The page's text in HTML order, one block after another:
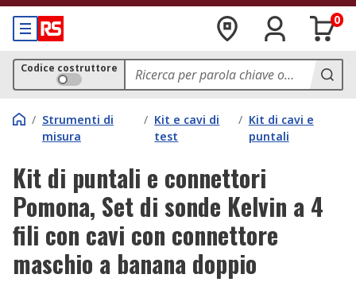
0
Codice costruttore
/ Strumenti di
misura
/ Kit e cavi di
test
/ Kit di cavi e
puntali
Kit di puntali e connettori
Pomona, Set di sonde Kelvin a 4
fili con cavi con connettore
maschio a banana doppio